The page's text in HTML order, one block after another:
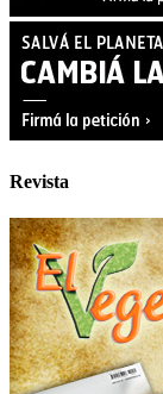
Revista